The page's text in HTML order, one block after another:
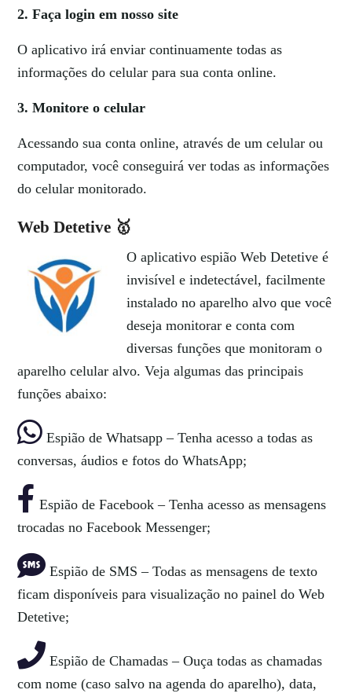
2. Faça login em nosso site
O aplicativo irá enviar continuamente todas as
informações do celular para sua conta online.
3. Monitore o celular
Acessando sua conta online, através de um celular ou
computador, você conseguirá ver todas as informações
do celular monitorado.
Web Detetive 🥇
O aplicativo espião Web Detetive é
invisível e indetectável, facilmente
instalado no aparelho alvo que você
deseja monitorar e conta com
diversas funções que monitoram o
aparelho celular alvo. Veja algumas das principais
funções abaixo:
Espião de Whatsapp – Tenha acesso a todas as
conversas, áudios e fotos do WhatsApp;
Espião de Facebook – Tenha acesso as mensagens
trocadas no Facebook Messenger;
Espião de SMS – Todas as mensagens de texto
ficam disponíveis para visualização no painel do Web
Detetive;
Espião de Chamadas – Ouça todas as chamadas
com nome (caso salvo na agenda do aparelho), data,